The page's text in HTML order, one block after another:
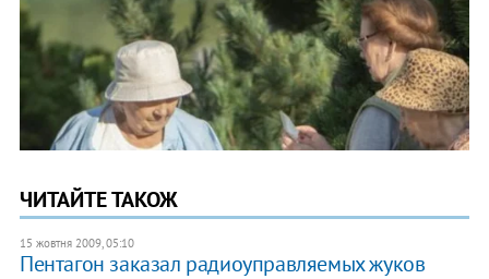
ЧИТАЙТЕ ТАКОЖ
15 жовтня 2009, 05:10
Пентагон заказал радиоуправляемых жуков